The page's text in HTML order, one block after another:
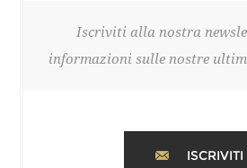
Iscriviti alla nostra
informazioni sulle nostre
ISCRIVITI